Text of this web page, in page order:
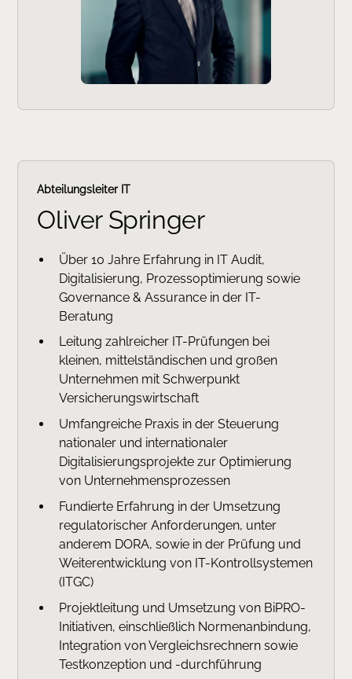
Abteilungsleiter IT
Oliver Springer
Über 10 Jahre Erfahrung in IT Audit,
Digitalisierung, Prozessoptimierung sowie
Governance & Assurance in der IT-
Beratung
Leitung zahlreicher IT-Prüfungen bei
kleinen, mittelständischen und großen
Unternehmen mit Schwerpunkt
Versicherungswirtschaft
Umfangreiche Praxis in der Steuerung
nationaler und internationaler
Digitalisierungsprojekte zur Optimierung
von Unternehmensprozessen
Fundierte Erfahrung in der Umsetzung
regulatorischer Anforderungen, unter
anderem DORA, sowie in der Prüfung und
Weiterentwicklung von IT-Kontrollsystemen
(ITGC)
Projektleitung und Umsetzung von BiPRO-
Initiativen, einschließlich Normenanbindung,
Integration von Vergleichsrechnern sowie
Testkonzeption und -durchführung